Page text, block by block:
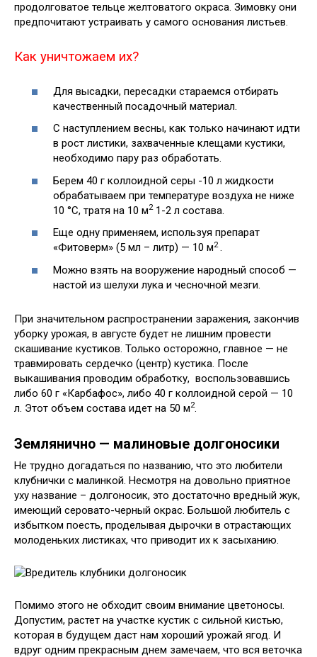
продолговатое тельце желтоватого окраса. Зимовку они
предпочитают устраивать у самого основания листьев.
Как уничтожаем их?
Для высадки, пересадки стараемся отбирать
качественный посадочный материал.
С наступлением весны, как только начинают идти
в рост листики, захваченные клещами кустики,
необходимо пару раз обработать.
Берем 40 г коллоидной серы -10 л жидкости
обрабатываем при температуре воздуха не ниже
10 °С, тратя на 10 м21-2 л состава.
Еще одну применяем, используя препарат
«Фитоверм» (5 мл – литр) — 10 м2.
Можно взять на вооружение народный способ —
настой из шелухи лука и чесночной мезги.
При значительном распространении заражения, закончив
уборку урожая, в августе будет не лишним провести
скашивание кустиков. Только осторожно, главное — не
травмировать сердечко (центр) кустика. После
выкашивания проводим обработку, воспользовавшись
либо 60 г «Карбафос», либо 40 г коллоидной серой — 10
л. Этот объем состава идет на 50 м2.
Землянично — малиновые долгоносики
Не трудно догадаться по названию, что это любители
клубнички с малинкой. Несмотря на довольно приятное
уху название – долгоносик, это достаточно вредный жук,
имеющий серовато-черный окрас. Большой любитель с
избытком поесть, проделывая дырочки в отрастающих
молоденьких листиках, что приводит их к засыханию.
Помимо этого не обходит своим внимание цветоносы.
Допустим, растет на участке кустик с сильной кистью,
которая в будущем даст нам хороший урожай ягод. И
вдруг одним прекрасным днем замечаем, что вся веточка